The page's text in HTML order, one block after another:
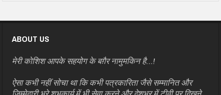
ABOUT US
मेरी कोशिश आपके सहयोग के बग़ैर नामुमकिन है…!
ऐसा कभी नहीं सोचा था कि कभी पत्रकारिता जैसे सम्मानित और